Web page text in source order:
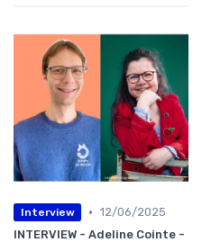
Interview • 12/06/2025
INTERVIEW - Adeline Cointe -